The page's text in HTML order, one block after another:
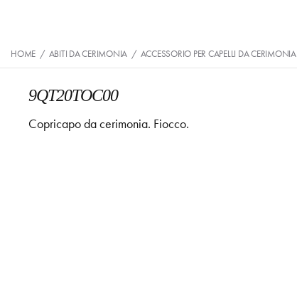
HOME / ABITI DA CERIMONIA / ACCESSORIO PER CAPELLI DA CERIMONIA
9QT20TOC00
Copricapo da cerimonia. Fiocco.